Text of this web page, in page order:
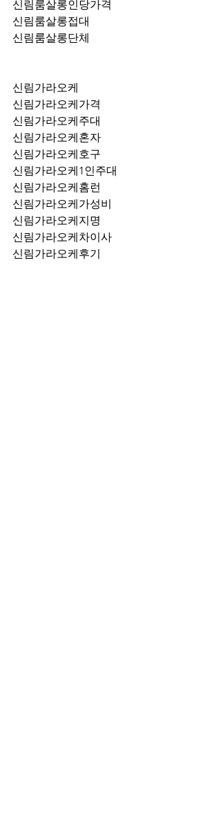
신림룸살롱인당가격
신림룸살롱접대
신림룸살롱단체
신림가라오케
신림가라오케가격
신림가라오케주대
신림가라오케혼자
신림가라오케호구
신림가라오케1인주대
신림가라오케홈런
신림가라오케가성비
신림가라오케지명
신림가라오케차이사
신림가라오케후기